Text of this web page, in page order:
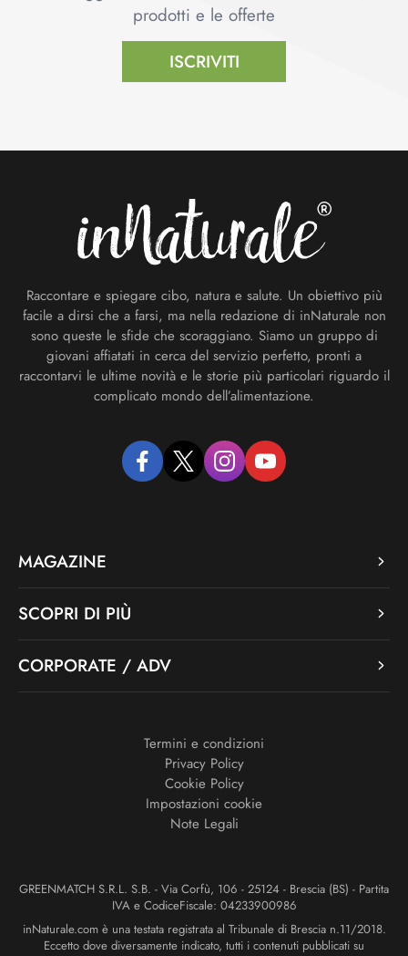
prodotti e le offerte
ISCRIVITI
Raccontare e spiegare cibo, natura e salute. Un obiettivo più
facile a dirsi che a farsi, ma nella redazione di inNaturale non
sono queste le sfide che scoraggiano. Siamo un gruppo di
giovani affiatati in cerca del servizio perfetto, pronti a
raccontarvi le ultime novità e le storie più particolari riguardo il
complicato mondo dell’alimentazione.
facebooktwitter instagramyoutube
MAGAZINE
SCOPRI DI PIÙ
CORPORATE / ADV
Termini e condizioni
Privacy Policy
Cookie Policy
Impostazioni cookie
Note Legali
GREENMATCH S.R.L. S.B. - Via Corfù, 106 - 25124 - Brescia (BS) - Partita
IVA e CodiceFiscale: 04233900986
inNaturale.com è una testata registrata al Tribunale di Brescia n.11/2018.
Eccetto dove diversamente indicato, tutti i contenuti pubblicati su